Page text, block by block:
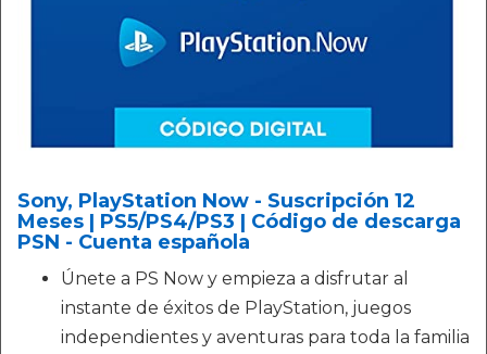
Sony, PlayStation Now - Suscripción 12
Meses | PS5/PS4/PS3 | Código de descarga
PSN - Cuenta española
Únete a PS Now y empieza a disfrutar al
instante de éxitos de PlayStation, juegos
independientes y aventuras para toda la familia